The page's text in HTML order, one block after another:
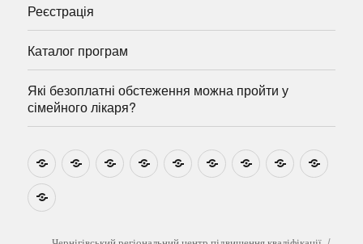
Реєстрація
Каталог програм
Які безоплатні обстеження можна пройти у
сімейного лікаря?
НовиниНавчально-
методичні
Ми
на
Звіти Про
центр
План
графік
Розумовські
зустрічі
Реєстрація
Які
безоплатні
можна